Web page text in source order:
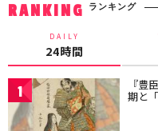
RANKING ランキング
DAILY
24時間
1 『豊
期と